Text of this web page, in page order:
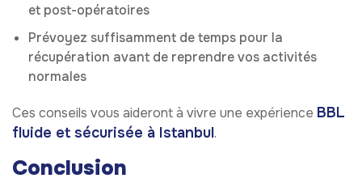
et post-opératoires
Prévoyez suffisamment de temps pour la
récupération avant de reprendre vos activités
normales
Ces conseils vous aideront à vivre une expérience BBL
fluide et sécurisée à Istanbul.
Conclusion